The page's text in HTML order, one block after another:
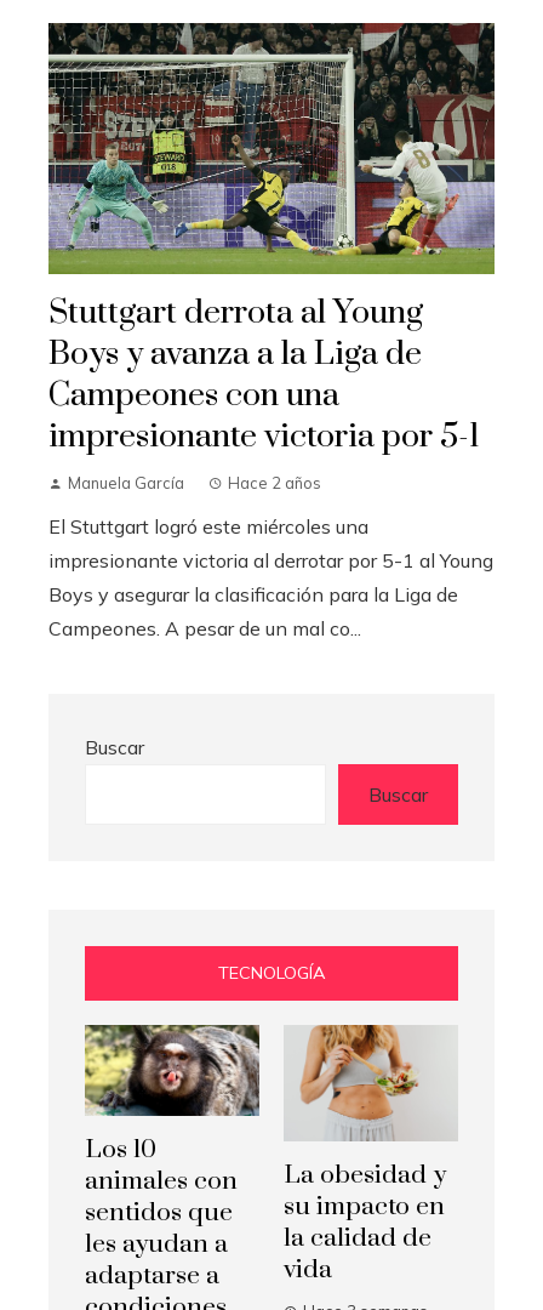
Stuttgart derrota al Young
Boys y avanza a la Liga de
Campeones con una
impresionante victoria por 5-1
Manuela García Hace 2 años
El Stuttgart logró este miércoles una
impresionante victoria al derrotar por 5-1 al Young
Boys y asegurar la clasificación para la Liga de
Campeones. A pesar de un mal co...
Buscar
Buscar
TECNOLOGÍA
Los 10
animales con
sentidos que
les ayudan a
adaptarse a
La obesidad y
su impacto en
la calidad de
vida